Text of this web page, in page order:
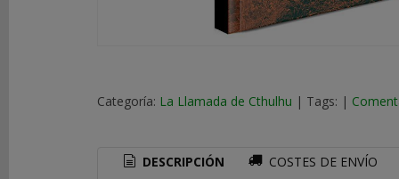
Categoría: La Llamada de Cthulhu | Tags: |
DESCRIPCIÓN COSTES DE ENVÍO